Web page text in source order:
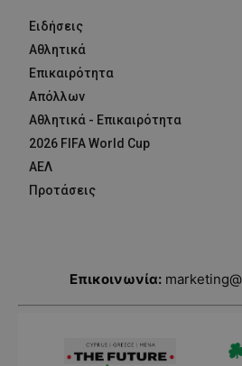
Ειδήσεις
Αθλητικά
Επικαιρότητα
Απόλλων
Αθλητικά - Επικαιρότητα
2026 FIFA World Cup
ΑΕΛ
Προτάσεις
Επικοινωνία: